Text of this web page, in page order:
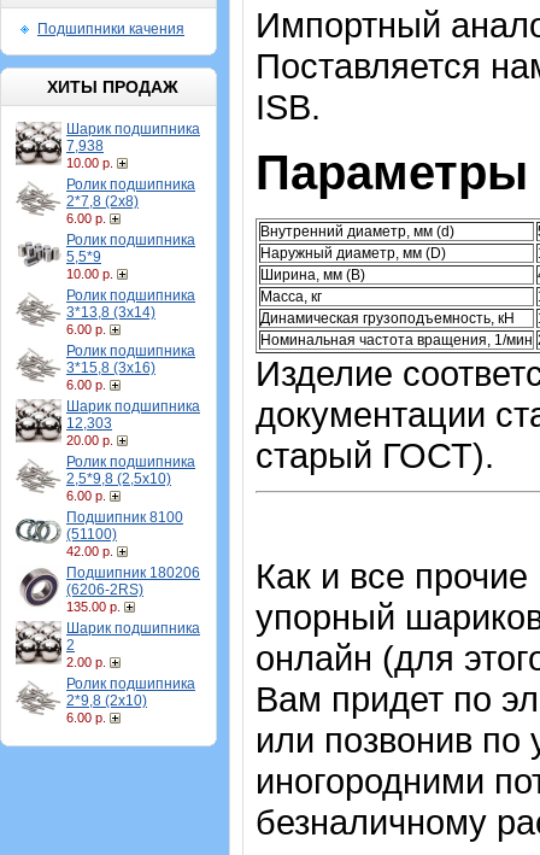
Подшипники качения
ХИТЫ ПРОДАЖ
Шарик подшипника
7,938
10.00 р.
Ролик подшипника
2*7,8 (2х8)
6.00 р.
Ролик подшипника
5,5*9
10.00 р.
Ролик подшипника
3*13,8 (3х14)
6.00 р.
Ролик подшипника
3*15,8 (3х16)
6.00 р.
Шарик подшипника
12,303
20.00 р.
Ролик подшипника
2,5*9,8 (2,5х10)
6.00 р.
Подшипник 8100
(51100)
42.00 р.
Подшипник 180206
(6206-2RS)
135.00 р.
Шарик подшипника
2
2.00 р.
Ролик подшипника
2*9,8 (2х10)
6.00 р.
Импортный
Поставляется
ISB.
Параметры
Внутренний диаметр, мм (d)
Наружный диаметр, мм (D)
Ширина, мм (B)
Масса, кг
Динамическая грузоподъемность, кН
Номинальная частота вращения, 1/мин
Изделие
документации
старый ГОСТ).
Как и все
упорный
онлайн (для
Вам придет по
или позвонив
иногородними
безналичному